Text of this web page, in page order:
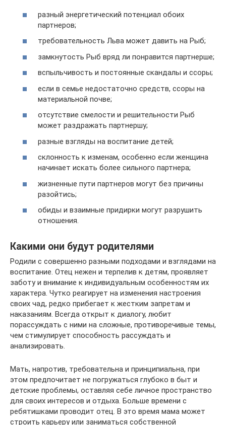
разный энергетический потенциал обоих
партнеров;
требовательность Льва может давить на Рыб;
замкнутость Рыб вряд ли понравится партнерше;
вспыльчивость и постоянные скандалы и ссоры;
если в семье недостаточно средств, ссоры на
материальной почве;
отсутствие смелости и решительности Рыб
может раздражать партнершу;
разные взгляды на воспитание детей;
склонность к изменам, особенно если женщина
начинает искать более сильного партнера;
жизненные пути партнеров могут без причины
разойтись;
обиды и взаимные придирки могут разрушить
отношения.
Какими они будут родителями
Родили с совершенно разными подходами и взглядами на
воспитание. Отец нежен и терпелив к детям, проявляет
заботу и внимание к индивидуальным особенностям их
характера. Чутко реагирует на изменения настроения
своих чад, редко прибегает к жестким запретам и
наказаниям. Всегда открыт к диалогу, любит
порассуждать с ними на сложные, противоречивые темы,
чем стимулирует способность рассуждать и
анализировать.
Мать, напротив, требовательна и принципиальна, при
этом предпочитает не погружаться глубоко в быт и
детские проблемы, оставляя себе личное пространство
для своих интересов и отдыха. Больше времени с
ребятишками проводит отец. В это время мама может
строить карьеру или заниматься собственной